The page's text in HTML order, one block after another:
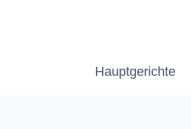
Hauptgerichte